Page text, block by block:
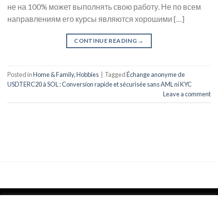
не на 100% может выполнять свою работу. Не по всем
направлениям его курсы являются хорошими […]
CONTINUE READING →
Posted inHome & Family, Hobbies TaggedÉchange anonyme de
USDTERC20 à SOL : Conversion rapide et sécurisée sans AML ni KYC
Leave a comment